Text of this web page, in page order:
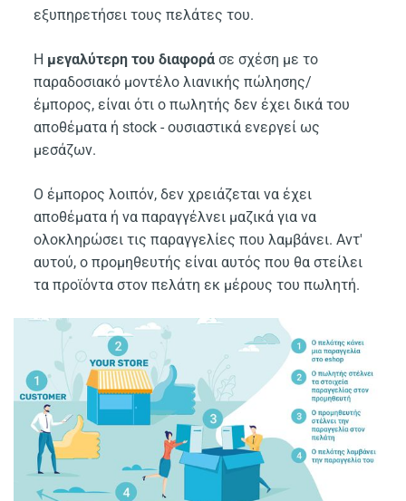
εξυπηρετήσει τους πελάτες του.
Η μεγαλύτερη του διαφορά σε σχέση με το
παραδοσιακό μοντέλο λιανικής πώλησης/
έμπορος, είναι ότι ο πωλητής δεν έχει δικά του
αποθέματα ή stock - ουσιαστικά ενεργεί ως
μεσάζων.
Ο έμπορος λοιπόν, δεν χρειάζεται να έχει
αποθέματα ή να παραγγέλνει μαζικά για να
ολοκληρώσει τις παραγγελίες που λαμβάνει. Αντ'
αυτού, ο προμηθευτής είναι αυτός που θα στείλει
τα προϊόντα στον πελάτη εκ μέρους του πωλητή.